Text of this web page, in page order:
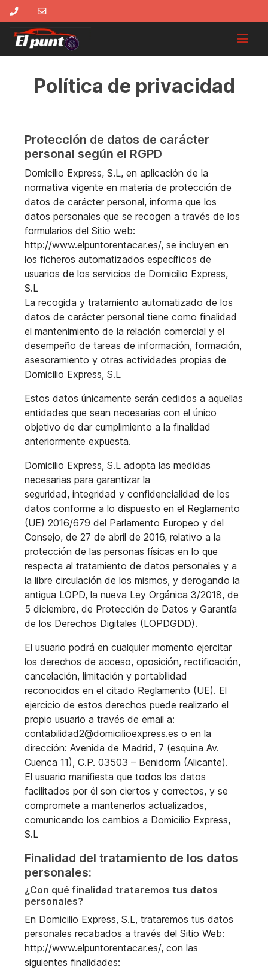
Política de privacidad
Protección de datos de carácter
personal según el RGPD
Domicilio Express, S.L, en aplicación de la
normativa vigente en materia de protección de
datos de carácter personal, informa que los
datos personales que se recogen a través de los
formularios del Sitio web:
http://www.elpuntorentacar.es/, se incluyen en
los ficheros automatizados específicos de
usuarios de los servicios de Domicilio Express,
S.L
La recogida y tratamiento automatizado de los
datos de carácter personal tiene como finalidad
el mantenimiento de la relación comercial y el
desempeño de tareas de información, formación,
asesoramiento y otras actividades propias de
Domicilio Express, S.L
Estos datos únicamente serán cedidos a aquellas
entidades que sean necesarias con el único
objetivo de dar cumplimiento a la finalidad
anteriormente expuesta.
Domicilio Express, S.L adopta las medidas
necesarias para garantizar la
seguridad, integridad y confidencialidad de los
datos conforme a lo dispuesto en el Reglamento
(UE) 2016/679 del Parlamento Europeo y del
Consejo, de 27 de abril de 2016, relativo a la
protección de las personas físicas en lo que
respecta al tratamiento de datos personales y a
la libre circulación de los mismos, y derogando la
antigua LOPD, la nueva Ley Orgánica 3/2018, de
5 diciembre, de Protección de Datos y Garantía
de los Derechos Digitales (LOPDGDD).
El usuario podrá en cualquier momento ejercitar
los derechos de acceso, oposición, rectificación,
cancelación, limitación y portabilidad
reconocidos en el citado Reglamento (UE). El
ejercicio de estos derechos puede realizarlo el
propio usuario a través de email a:
contabilidad2@domicilioexpress.es o en la
dirección: Avenida de Madrid, 7 (esquina Av.
Cuenca 11), C.P. 03503 – Benidorm (Alicante).
El usuario manifiesta que todos los datos
facilitados por él son ciertos y correctos, y se
compromete a mantenerlos actualizados,
comunicando los cambios a Domicilio Express,
S.L
Finalidad del tratamiento de los datos
personales:
¿Con qué finalidad trataremos tus datos
personales?
En Domicilio Express, S.L, trataremos tus datos
personales recabados a través del Sitio Web:
http://www.elpuntorentacar.es/, con las
siguientes finalidades: